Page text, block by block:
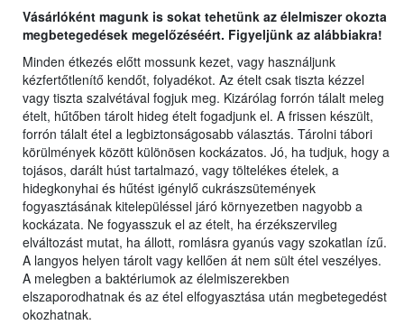
Vásárlóként magunk is sokat tehetünk az élelmiszer okozta
megbetegedések megelőzéséért. Figyeljünk az alábbiakra!
Minden étkezés előtt mossunk kezet, vagy használjunk
kézfertőtlenítő kendőt, folyadékot. Az ételt csak tiszta kézzel
vagy tiszta szalvétával fogjuk meg. Kizárólag forrón tálalt meleg
ételt, hűtőben tárolt hideg ételt fogadjunk el. A frissen készült,
forrón tálalt étel a legbiztonságosabb választás. Tárolni tábori
körülmények között különösen kockázatos. Jó, ha tudjuk, hogy a
tojásos, darált húst tartalmazó, vagy töltelékes ételek, a
hidegkonyhai és hűtést igénylő cukrászsütemények
fogyasztásának kitelepüléssel járó környezetben nagyobb a
kockázata. Ne fogyasszuk el az ételt, ha érzékszervileg
elváltozást mutat, ha állott, romlásra gyanús vagy szokatlan ízű.
A langyos helyen tárolt vagy kellően át nem sült étel veszélyes.
A melegben a baktériumok az élelmiszerekben
elszaporodhatnak és az étel elfogyasztása után megbetegedést
okozhatnak.